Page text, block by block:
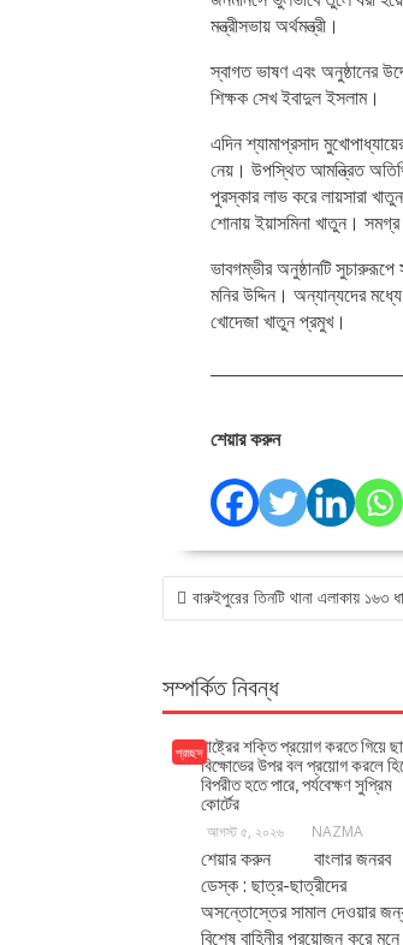
মন্ত্রীসভায় অর্থমন্ত্রী।
স্বাগত ভাষণ এবং অনুষ্ঠানের
শিক্ষক সেখ ইবাদুল ইসলাম।
এদিন শ্যামাপ্রসাদ
নেয়। উপস্থিত আমন্ত্রিত
পুরস্কার লাভ করে লায়সারা
শোনায় ইয়াসমিনা খাতুন। সমগ্র
ভাবগম্ভীর অনুষ্ঠানটি সুচারুরূপে
মনির উদ্দিন। অন্যান্যদের
খোদেজা খাতুন প্রমুখ।
শেয়ার করুন
POST
NAVIGATION
বারুইপুরের তিনটি থানা এলাকায় ১৬৩
সম্পর্কিত নিবন্ধ
প্রচ্ছদরাষ্ট্রের শক্তি প্রয়োগ করতে গিয়ে
বিক্ষোভের উপর বল প্রয়োগ করলে
বিপরীত হতে পারে, পর্যবেক্ষণ সুপ্রিম
কোর্টের
আগস্ট ৫, ২০২৬ NAZMA
শেয়ার করুন বাংলার জনরব
ডেস্ক : ছাত্র-ছাত্রীদের
অসন্তোস্তের সামাল দেওয়ার
বিশেষ বাহিনীর প্রয়োজন করে মনে